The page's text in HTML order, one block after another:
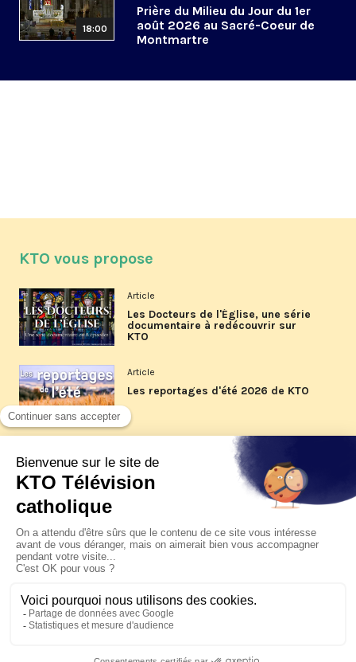
18:00
Prière du Milieu du Jour du 1er
août 2026 au Sacré-Coeur de
Montmartre
KTO vous propose
Article
Les Docteurs de l'Église, une série
documentaire à redécouvrir sur
KTO
Article
Les reportages d'été 2026 de KTO
La visite pastorale du pape Léon
XIV à Assise à suivre sur KTO le
jeudi 6 août
Le pape en Uruguay, Argentine et
Pérou du 6 au 17 novembre 2026
© KTO 2026 —Contact